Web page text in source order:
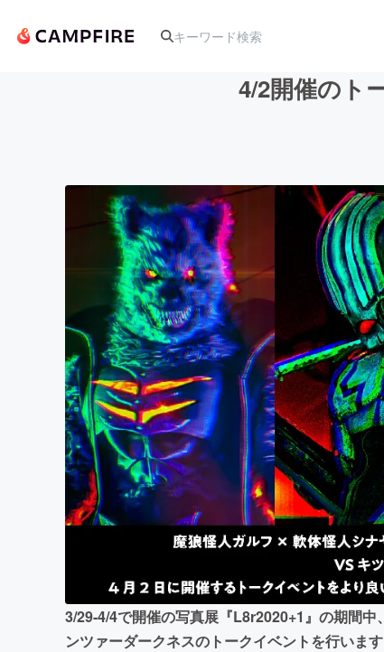
アート・写真
テクノロジー・ガジェット
映像・映画
ビジネス・起業
まちづくり・地域活性化
4/2開催のト
3/29-4/4で開催の写真展『L8r2020+1』の期間
ンツァーダークネスのトークイベントを行いま